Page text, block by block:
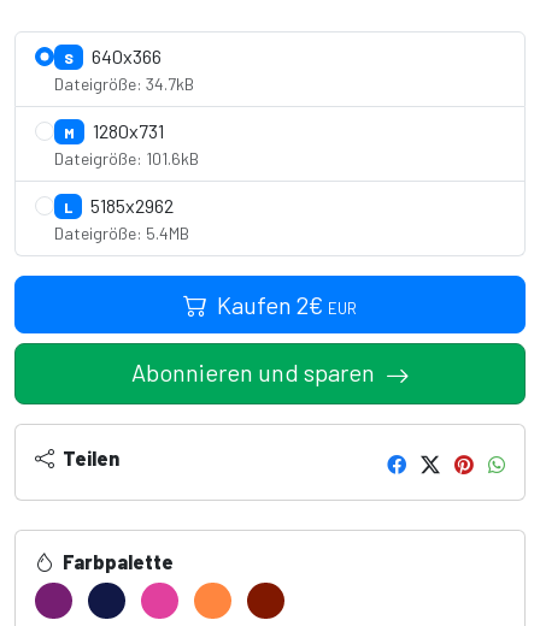
S 640x366
Dateigröße: 34.7kB
M 1280x731
Dateigröße: 101.6kB
L 5185x2962
Dateigröße: 5.4MB
Kaufen 2€ EUR
Abonnieren und sparen
Teilen
Farbpalette